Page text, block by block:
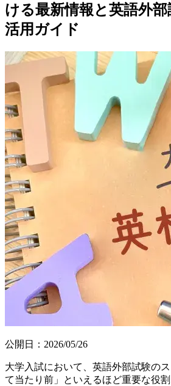
ける最新情報と英語外
活用ガイド
公開日： 2026/05/26
大学入試において、英語外部試験の
て当たり前」といえるほど重要な役